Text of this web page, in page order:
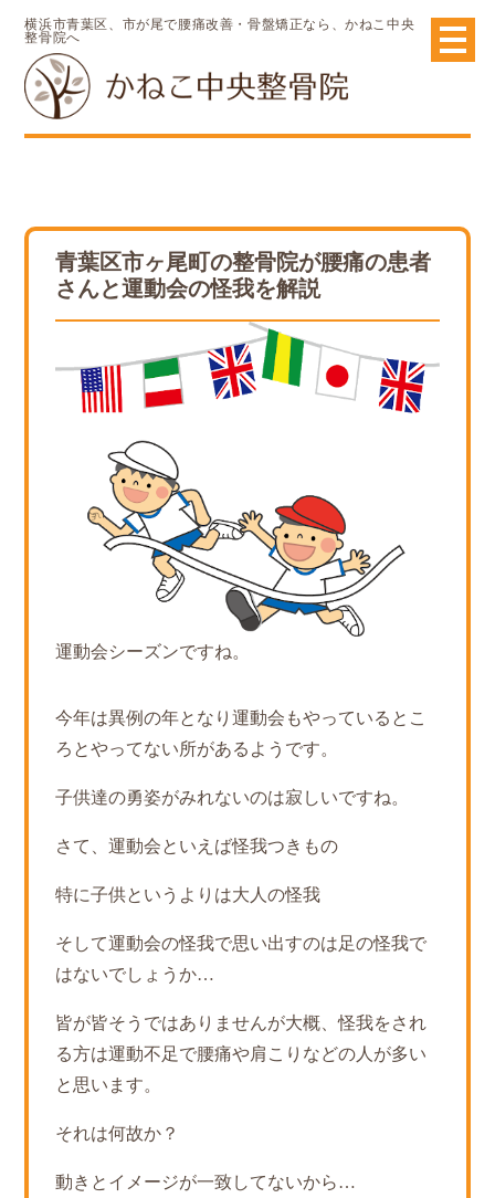
横浜市青葉区、市が尾で腰痛改善・骨盤矯正なら、かねこ中央
整骨院へ
青葉区市ヶ尾町の整骨院が腰痛の患者
さんと運動会の怪我を解説
運動会シーズンですね。
今年は異例の年となり運動会もやっているとこ
ろとやってない所があるようです。
子供達の勇姿がみれないのは寂しいですね。
さて、運動会といえば怪我つきもの
特に子供というよりは大人の怪我
そして運動会の怪我で思い出すのは足の怪我で
はないでしょうか…
皆が皆そうではありませんが大概、怪我をされ
る方は運動不足で腰痛や肩こりなどの人が多い
と思います。
それは何故か？
動きとイメージが一致してないから…